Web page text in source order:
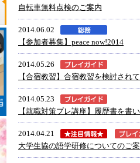
自転車無料点検のご案内
2014.06.02
【参加者募集】peace now!2014
2014.05.26
【合宿教習】合宿教習を検討され
2014.05.23
【就職対策プレ講座】履歴書を書
2014.04.21
大学生協の語学研修についてのご